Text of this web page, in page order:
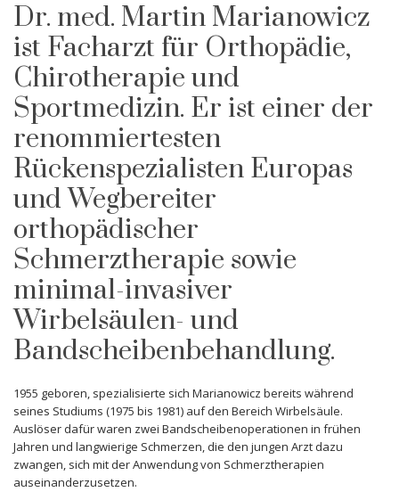
Dr. med. Martin Marianowicz
ist Facharzt für Orthopädie,
Chirotherapie und
Sportmedizin. Er ist einer der
renommiertesten
Rückenspezialisten Europas
und Wegbereiter
orthopädischer
Schmerztherapie sowie
minimal-invasiver
Wirbelsäulen- und
Bandscheibenbehandlung.
1955 geboren, spezialisierte sich Marianowicz bereits während
seines Studiums (1975 bis 1981) auf den Bereich Wirbelsäule.
Auslöser dafür waren zwei Bandscheibenoperationen in frühen
Jahren und langwierige Schmerzen, die den jungen Arzt dazu
zwangen, sich mit der Anwendung von Schmerztherapien
auseinanderzusetzen.